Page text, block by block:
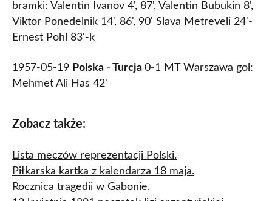
bramki: Valentin Ivanov 4', 87', Valentin Bubukin 8',
Viktor Ponedelnik 14', 86', 90' Slava Metreveli 24'-
Ernest Pohl 83'-k
1957-05-19 Polska - Turcja 0-1 MT Warszawa gol:
Mehmet Ali Has 42'
Zobacz także:
Lista meczów reprezentacji Polski.
Piłkarska kartka z kalendarza 18 maja.
Rocznica tragedii w Gabonie.